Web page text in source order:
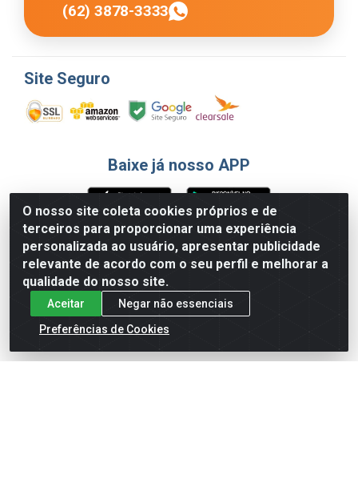
O nosso site coleta cookies próprios e de
terceiros para proporcionar uma experiência
personalizada ao usuário, apresentar publicidade
relevante de acordo com o seu perfil e melhorar a
qualidade do nosso site.
Aceitar
Negar não essenciais
Preferências de Cookies
(62) 3878-3333
Site Seguro
Baixe já nosso APP
Formas de Pagamento